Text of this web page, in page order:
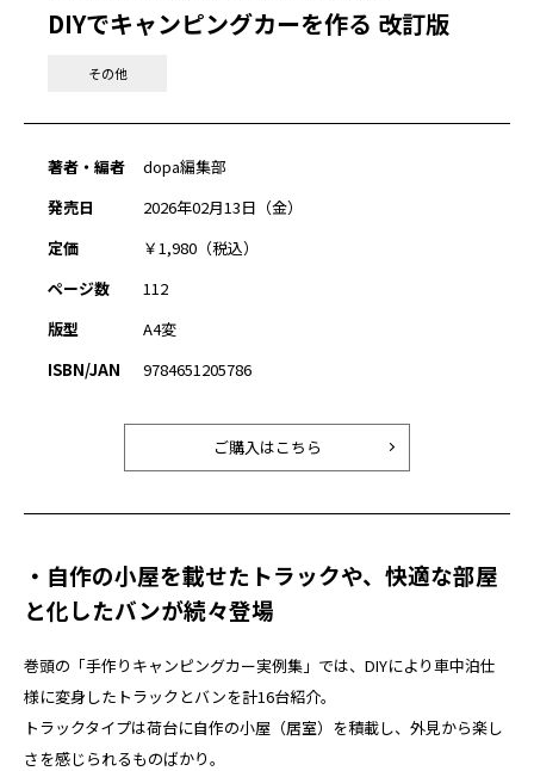
DIYでキャンピングカーを作る 改訂版
その他
著者・編者
dopa編集部
発売日
2026年02月13日（金）
定価
￥1,980（税込）
ページ数
112
版型
A4変
ISBN/JAN
9784651205786
ご購入はこちら
・自作の小屋を載せたトラックや、快適な部屋
と化したバンが続々登場
巻頭の「手作りキャンピングカー実例集」では、DIYにより車中泊仕
様に変身したトラックとバンを計16台紹介。
トラックタイプは荷台に自作の小屋（居室）を積載し、外見から楽し
さを感じられるものばかり。